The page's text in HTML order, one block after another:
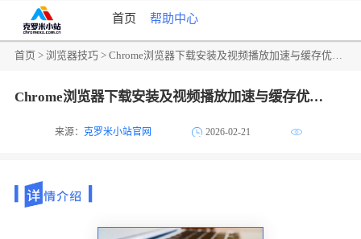
首页 帮助中心
首页 >浏览器技巧 > Chrome浏览器下载安装及视频播放加速与缓存优化教程
Chrome浏览器下载安装及视频播放加速与缓存优化教程
来源：克罗米小站官网 2026-02-21